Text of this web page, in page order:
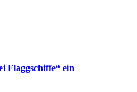
Flaggschiffe“ ein